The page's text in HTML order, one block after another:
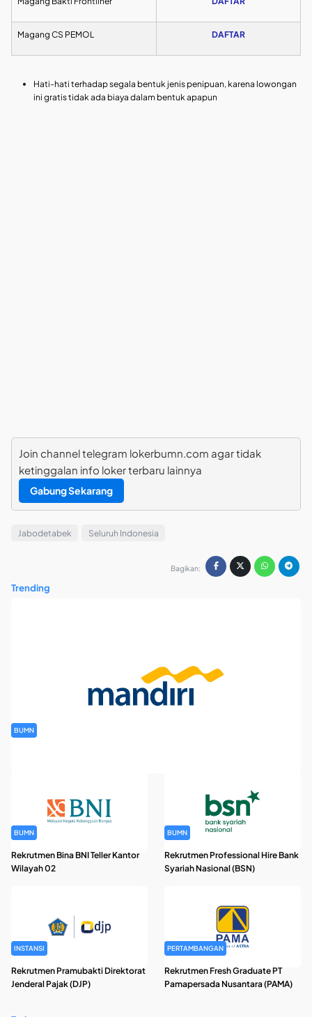
Magang CS PEMOL DAFTAR
Hati-hati terhadap segala bentuk jenis penipuan, karena lowongan
ini gratis tidak ada biaya dalam bentuk apapun
Join channel telegram lokerbumn.com agar tidak
ketinggalan info loker terbaru lainnya
Gabung Sekarang
Jabodetabek Seluruh Indonesia
Bagikan:
Trending
BUMN
BUMN
Rekrutmen Bina BNI Teller Kantor
Wilayah 02
BUMN
Rekrutmen Professional Hire Bank
Syariah Nasional (BSN)
INSTANSI
Rekrutmen Pramubakti Direktorat
Jenderal Pajak (DJP)
PERTAMBANGAN
Rekrutmen Fresh Graduate PT
Pamapersada Nusantara (PAMA)